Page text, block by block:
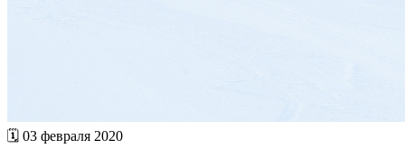
🗓 03 февраля 2020